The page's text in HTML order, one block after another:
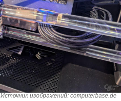
Источник изображений: computerbase.de